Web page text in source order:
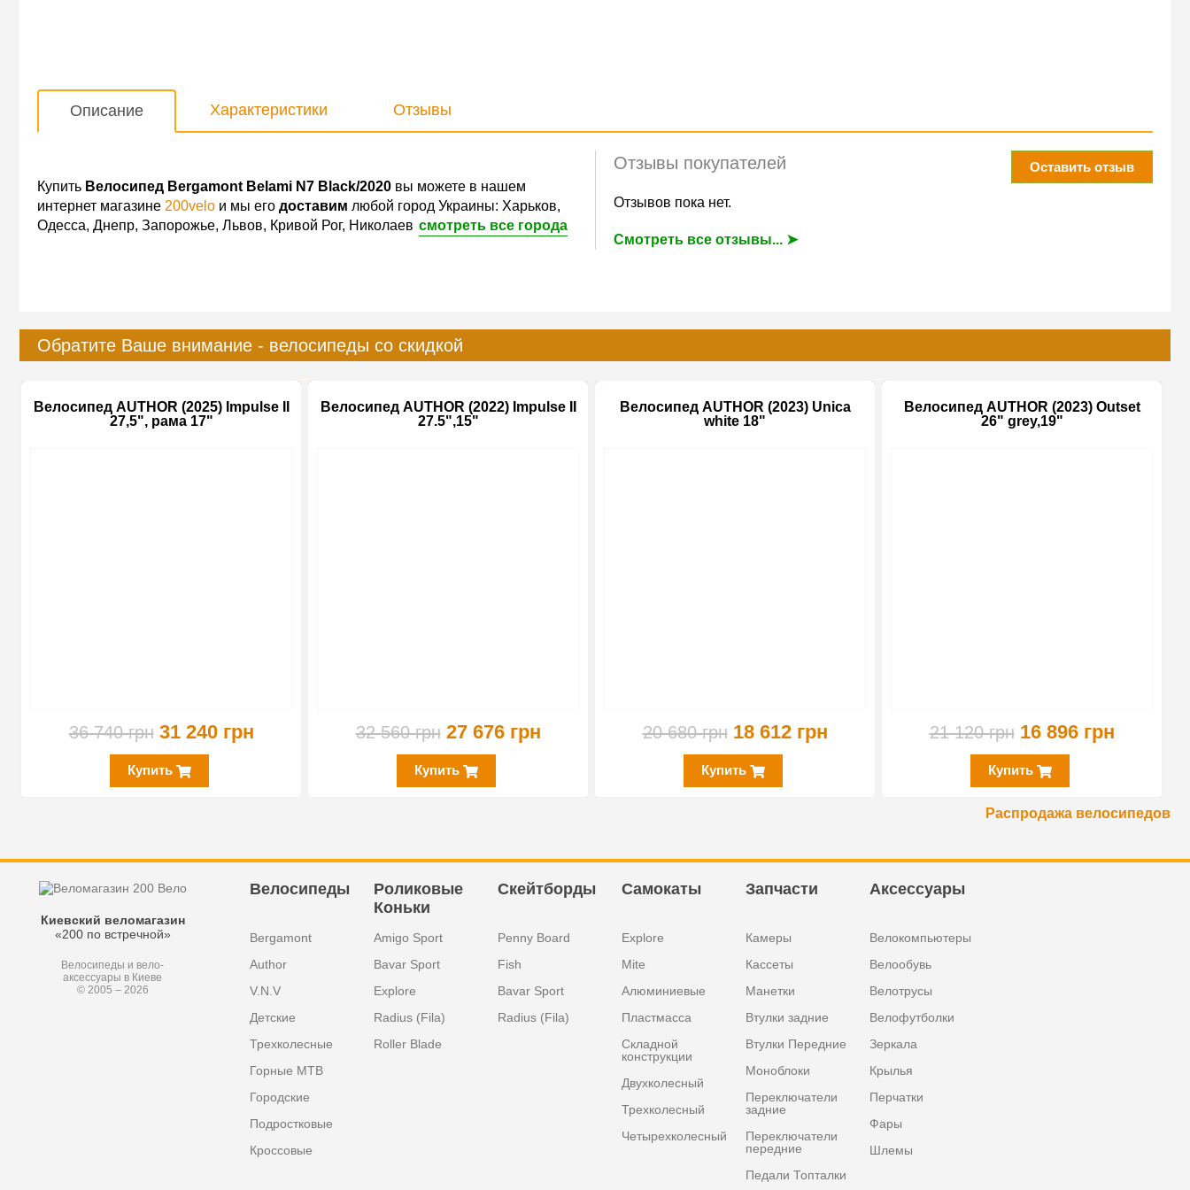
Описание Характеристики Отзывы
Оставить отзыв
Отзывы покупателей
Отзывов пока нет.
Смотреть все отзывы... ➤
Купить Велосипед Bergamont Belami N7 Black/2020 вы можете в нашем
интернет магазине 200velo и мы его доставим любой город Украины: Харьков,
Одесса, Днепр, Запорожье, Львов, Кривой Рог, Николаев смотреть все города
Обратите Ваше внимание - велосипеды со скидкой
Велосипед AUTHOR (2025) Impulse II
27,5", рама 17"
36 740 грн 31 240 грн
Купить
Велосипед AUTHOR (2022) Impulse II
27.5",15"
32 560 грн 27 676 грн
Купить
Велосипед AUTHOR (2023) Unica
white 18"
20 680 грн 18 612 грн
Купить
Велосипед AUTHOR (2023) Outset
26" grey,19"
21 120 грн 16 896 грн
Купить
Распродажа велосипедов
Киевский веломагазин
«200 по встречной»
Велосипеды и вело-
аксессуары в Киеве
© 2005 – 2026
Велосипеды
Bergamont
Author
V.N.V
Детские
Трехколесные
Горные MTB
Городские
Подростковые
Кроссовые
Роликовые
Коньки
Amigo Sport
Bavar Sport
Explore
Radius (Fila)
Roller Blade
Скейтборды
Penny Board
Fish
Bavar Sport
Radius (Fila)
Самокаты
Explore
Mite
Алюминиевые
Пластмасса
Складной
конструкции
Двухколесный
Трехколесный
Четырехколесный
Запчасти
Камеры
Кассеты
Манетки
Втулки задние
Втулки Передние
Моноблоки
Переключатели
задние
Переключатели
передние
Педали Топталки
Аксессуары
Велокомпьютеры
Велообувь
Велотрусы
Велофутболки
Зеркала
Крылья
Перчатки
Фары
Шлемы